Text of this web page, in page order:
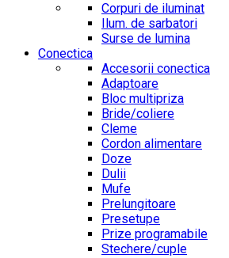
Corpuri de iluminat
Ilum. de sarbatori
Surse de lumina
Conectica
Accesorii conectica
Adaptoare
Bloc multipriza
Bride/coliere
Cleme
Cordon alimentare
Doze
Dulii
Mufe
Prelungitoare
Presetupe
Prize programabile
Stechere/cuple